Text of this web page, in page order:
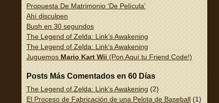
Propuesta De Matrimonio ‘De Película’
Ahí disculpen
Bush en 30 segundos
The Legend of Zelda: Link’s Awakening
The Legend of Zelda: Link’s Awakening
Juguemos Mario Kart Wii (Pon Aquí tu Friend Code!)
Posts Más Comentados en 60 Días
The Legend of Zelda: Link’s Awakening (2)
El Proceso de Fabricación de una Pelota de Baseball (1)